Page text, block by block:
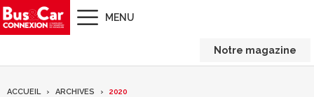
MENU
Notre magazine
ACCUEIL ARCHIVES 2020